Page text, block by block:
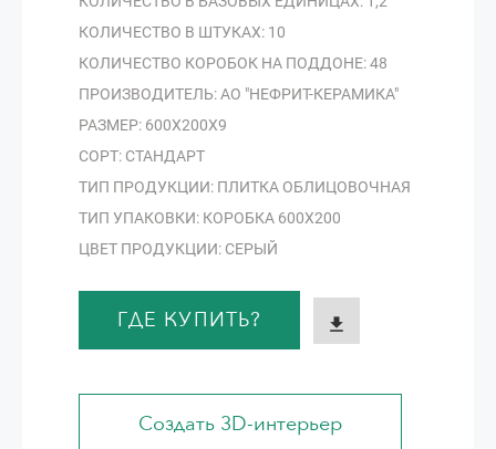
КОЛИЧЕСТВО В ШТУКАХ: 10
КОЛИЧЕСТВО КОРОБОК НА ПОДДОНЕ: 48
ПРОИЗВОДИТЕЛЬ: АО "НЕФРИТ-КЕРАМИКА"
РАЗМЕР: 600Х200Х9
СОРТ: СТАНДАРТ
ТИП ПРОДУКЦИИ: ПЛИТКА ОБЛИЦОВОЧНАЯ
ТИП УПАКОВКИ: КОРОБКА 600Х200
ЦВЕТ ПРОДУКЦИИ: СЕРЫЙ
ГДЕ КУПИТЬ?
Создать 3D-интерьер